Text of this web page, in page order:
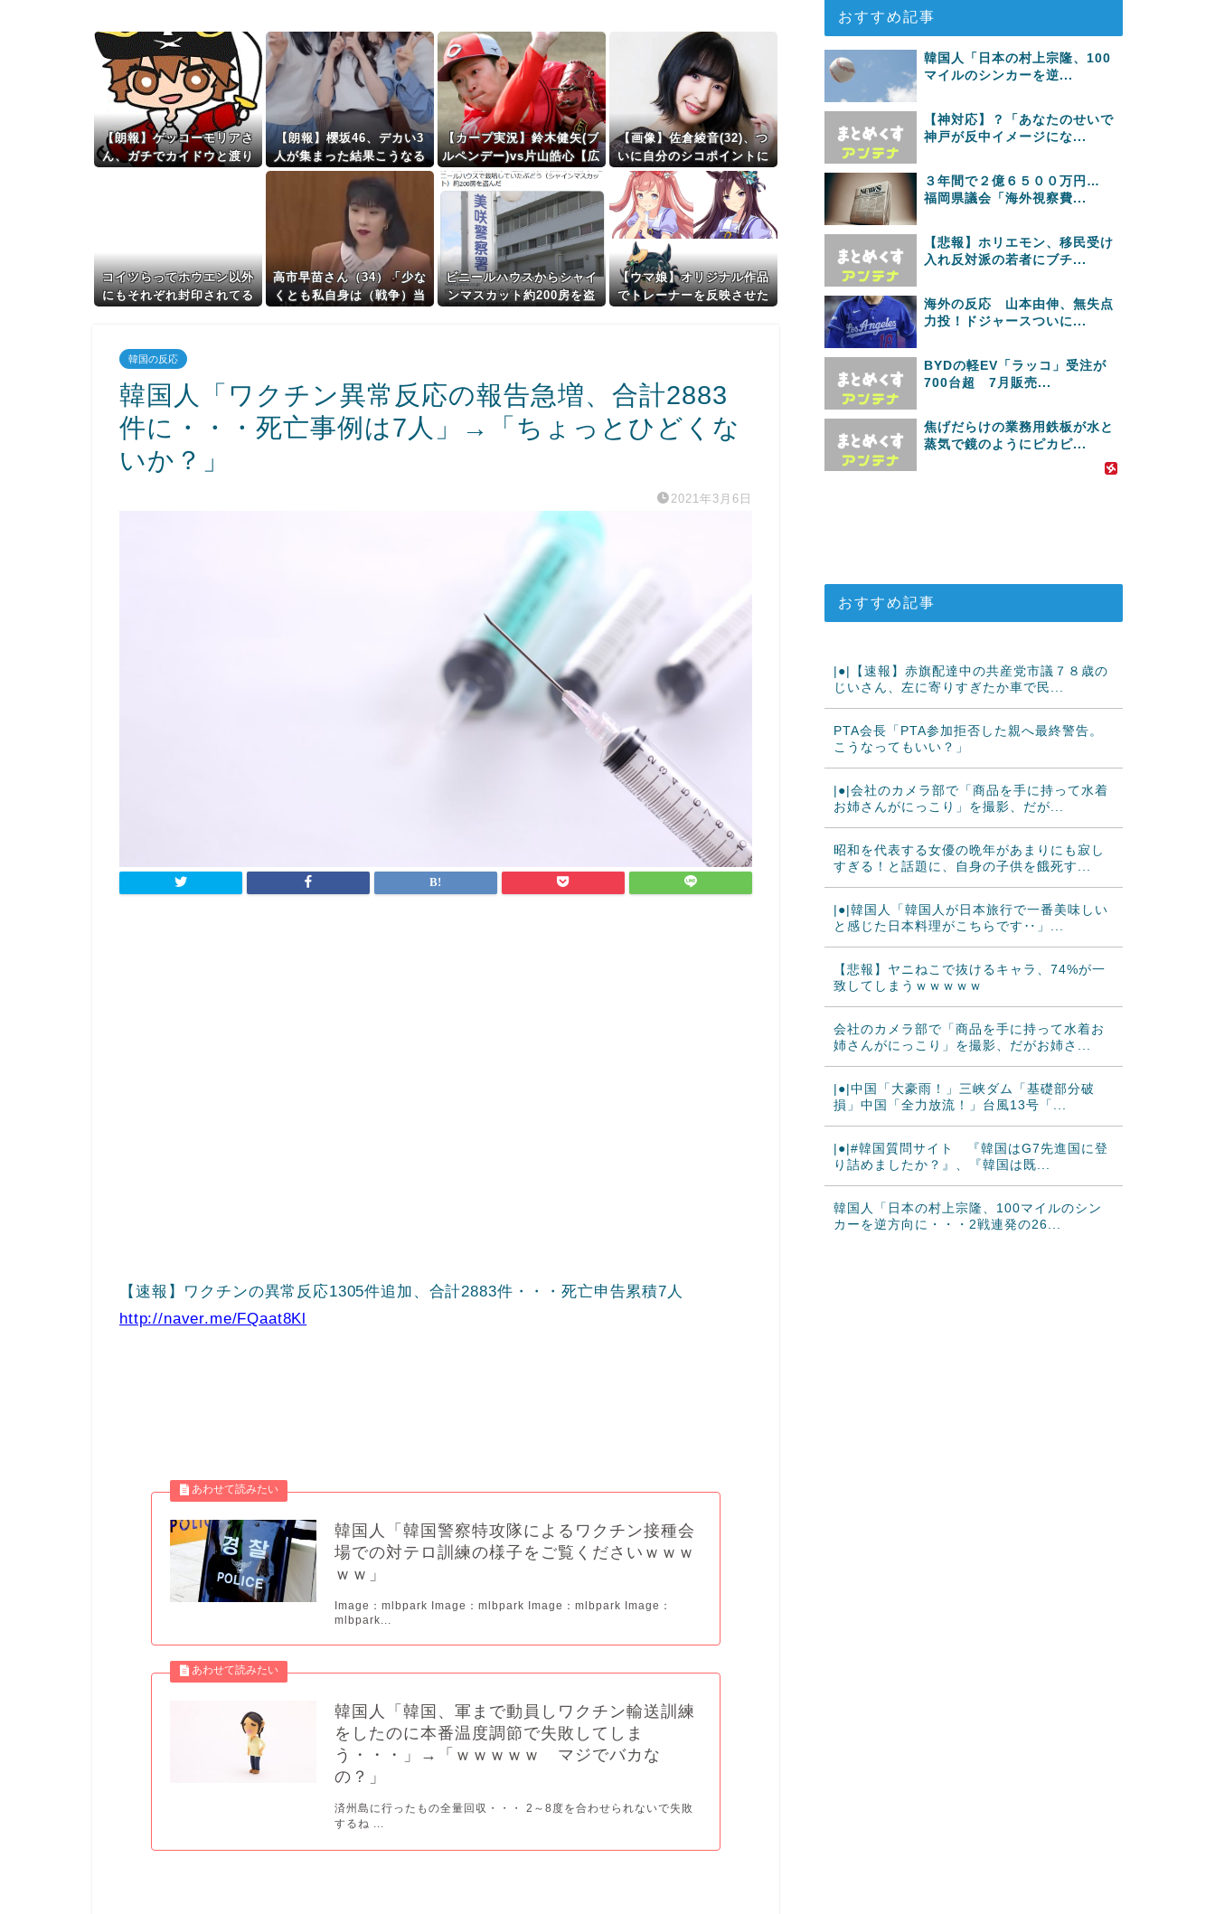
【朗報】ゲッコーモリアさ
ん、ガチでカイドウと渡り
【朗報】櫻坂46、デカい3
人が集まった結果こうなる
【カープ実況】鈴木健矢(ブ
ルペンデー)vs片山皓心【広
島-DeNA/横浜スタジアム】
【画像】佐倉綾音(32)、つ
いに自分のシコポイントに
気付いてしまう・・・
コイツらってホウエン以外
にもそれぞれ封印されてる
高市早苗さん（34）「少な
くとも私自身は（戦争）当
ります」
ビニールハウスからシャイ
ンマスカット約200房を盗
【ウマ娘】オリジナル作品
でトレーナーを反映させた
韓国の反応
韓国人「ワクチン異常反応の報告急増、合計2883
件に・・・死亡事例は7人」→「ちょっとひどくな
いか？」
2021年3月6日
【速報】ワクチンの異常反応1305件追加、合計2883件・・・死亡申告累積7人
http://naver.me/FQaat8Kl
韓国人「韓国警察特攻隊によるワクチン接種会
場での対テロ訓練の様子をご覧くださいｗｗｗ
ｗｗ」
Image：mlbpark Image：mlbpark Image：mlbpark Image：
mlbpark...
韓国人「韓国、軍まで動員しワクチン輸送訓練
をしたのに本番温度調節で失敗してしま
う・・・」→「ｗｗｗｗｗ マジでバカな
の？」
済州島に行ったもの全量回収・・・ 2～8度を合わせられないで失敗
するね ...
おすすめ記事
韓国人「日本の村上宗隆、100
マイルのシンカーを逆...
【神対応】？「あなたのせいで
神戸が反中イメージにな...
３年間で２億６５００万円…
福岡県議会「海外視察費...
【悲報】ホリエモン、移民受け
入れ反対派の若者にブチ...
海外の反応 山本由伸、無失点
力投！ドジャースついに...
BYDの軽EV「ラッコ」受注が
700台超 7月販売...
焦げだらけの業務用鉄板が水と
蒸気で鏡のようにピカピ...
おすすめ記事
|●|【速報】赤旗配達中の共産党市議７８歳の
じいさん、左に寄りすぎたか車で民...
PTA会長「PTA参加拒否した親へ最終警告。
こうなってもいい？」
|●|会社のカメラ部で「商品を手に持って水着
お姉さんがにっこり」を撮影、だが...
昭和を代表する女優の晩年があまりにも寂し
すぎる！と話題に、自身の子供を餓死す...
|●|韓国人「韓国人が日本旅行で一番美味しい
と感じた日本料理がこちらです‥」...
【悲報】ヤニねこで抜けるキャラ、74%が一
致してしまうｗｗｗｗｗ
会社のカメラ部で「商品を手に持って水着お
姉さんがにっこり」を撮影、だがお姉さ...
|●|中国「大豪雨！」三峡ダム「基礎部分破
損」中国「全力放流！」台風13号「...
|●|#韓国質問サイト 『韓国はG7先進国に登
り詰めましたか？』、『韓国は既...
韓国人「日本の村上宗隆、100マイルのシン
カーを逆方向に・・・2戦連発の26...